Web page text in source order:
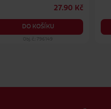
27.90 Kč
DO KOŠÍKU
Obj. č.: 796149